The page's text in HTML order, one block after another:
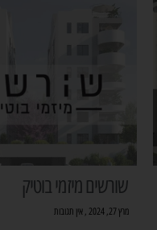
שורשים מיזמי בוטיק
מרץ 27, 2024 אין תגובות